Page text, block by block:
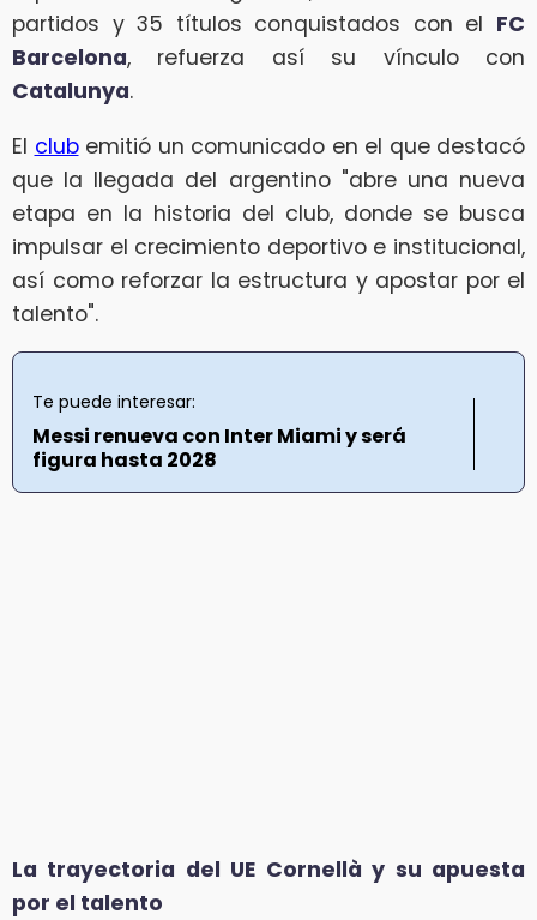
partidos y 35 títulos conquistados con el FC
Barcelona, refuerza así su vínculo con
Catalunya.
El clubemitió un comunicado en el que destacó
que la llegada del argentino "abre una nueva
etapa en la historia del club, donde se busca
impulsar el crecimiento deportivo e institucional,
así como reforzar la estructura y apostar por el
talento".
Te puede interesar:
Messi renueva con Inter Miami y será
figura hasta 2028
La trayectoria del UE Cornellà y su apuesta
por el talento